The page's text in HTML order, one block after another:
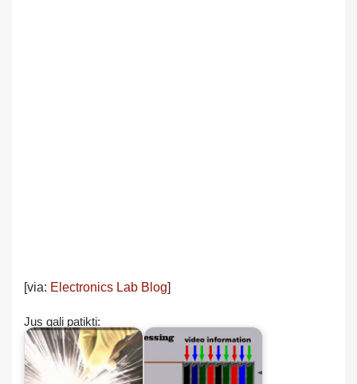
[via: Electronics Lab Blog]
Jus gali patikti: